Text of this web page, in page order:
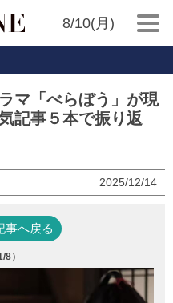
8/10(月)
マ「べらぼう」が現
記事５本で振り返
2025/12/14
事へ戻る
/8）